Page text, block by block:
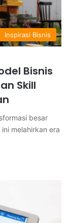
Inspirasi Bisnis
Bisnis
Skill
besar
melahirkan era